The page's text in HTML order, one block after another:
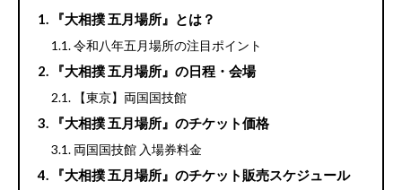
『大相撲 五月場所』とは？
令和八年五月場所の注目ポイント
『大相撲 五月場所』の日程・会場
【東京】両国国技館
『大相撲 五月場所』のチケット価格
両国国技館 入場券料金
『大相撲 五月場所』のチケット販売スケジュール